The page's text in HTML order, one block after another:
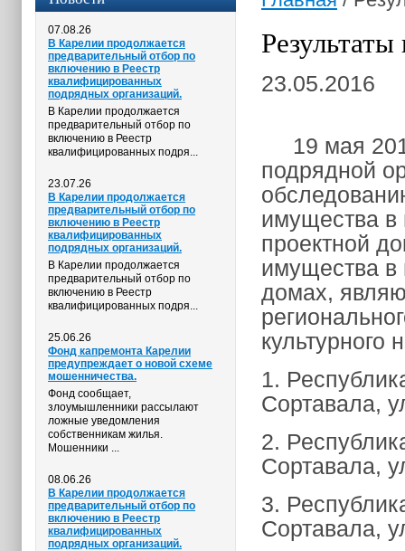
07.08.26
В Карелии продолжается
предварительный отбор по
включению в Реестр
квалифицированных
подрядных организаций.
В Карелии продолжается
предварительный отбор по
включению в Реестр
квалифицированных подря...
23.07.26
В Карелии продолжается
предварительный отбор по
включению в Реестр
квалифицированных
подрядных организаций.
В Карелии продолжается
предварительный отбор по
включению в Реестр
квалифицированных подря...
25.06.26
Фонд капремонта Карелии
предупреждает о новой схеме
мошенничества.
Фонд сообщает,
злоумышленники рассылают
ложные уведомления
собственникам жилья.
Мошенники ...
08.06.26
В Карелии продолжается
предварительный отбор по
включению в Реестр
квалифицированных
подрядных организаций.
23.05.2016
19 мая
подрядной
имущества в
проектной
имущества в
домах,
культурного
1.
Сортавала,
2.
Сортавала,
3.
Сортавала,